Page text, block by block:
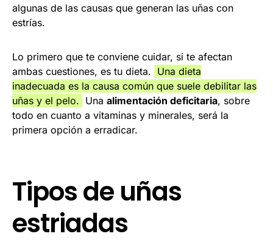
algunas de las causas que generan las uñas con
estrías.
Lo primero que te conviene cuidar, si te afectan
ambas cuestiones, es tu dieta. Una dieta
inadecuada es la causa común que suele debilitar las
uñas y el pelo. Una alimentación deficitaria, sobre
todo en cuanto a vitaminas y minerales, será la
primera opción a erradicar.
Tipos de uñas
estriadas